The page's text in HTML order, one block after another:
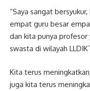
“Saya sangat
empat guru besar
dan kita punya
swasta di wilayah
Kita terus
juga kita terus